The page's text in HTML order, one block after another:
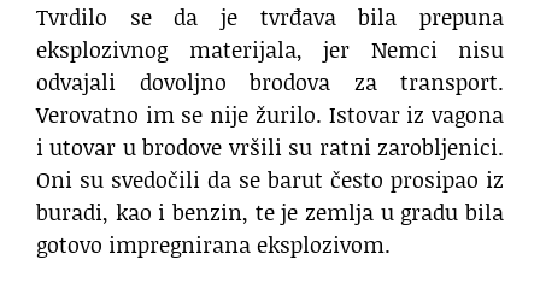
Tvrdilo se da je tvrđava bila prepuna
eksplozivnog materijala, jer Nemci nisu
odvajali dovoljno brodova za transport.
Verovatno im se nije žurilo. Istovar iz vagona
i utovar u brodove vršili su ratni zarobljenici.
Oni su svedočili da se barut često prosipao iz
buradi, kao i benzin, te je zemlja u gradu bila
gotovo impregnirana eksplozivom.